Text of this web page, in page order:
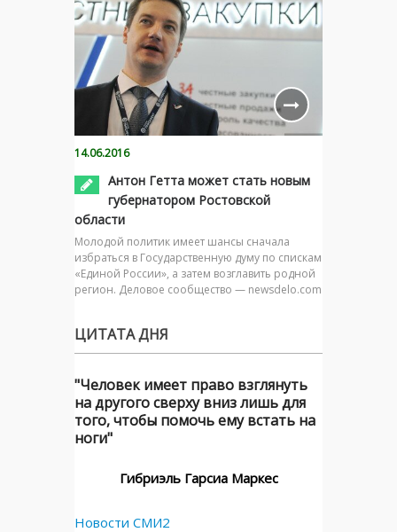
14.06.2016
Антон Гетта может стать новым
губернатором Ростовской
области
Молодой политик имеет шансы сначала
избраться в Государственную думу по спискам
«Единой России», а затем возглавить родной
регион. Деловое сообщество — newsdelo.com
ЦИТАТА ДНЯ
"Человек имеет право взглянуть
на другого сверху вниз лишь для
того, чтобы помочь ему встать на
ноги"
Гибриэль Гарсиа Маркес
Новости СМИ2